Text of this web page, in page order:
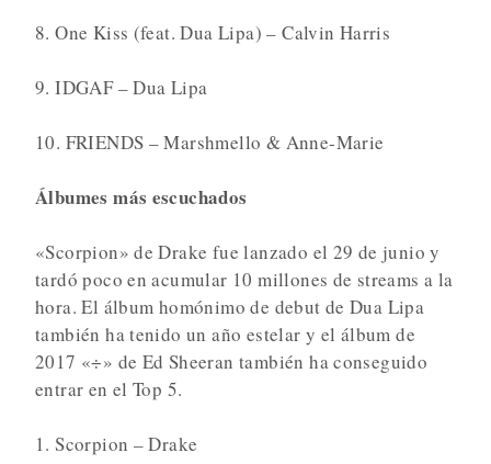
8. One Kiss (feat. Dua Lipa) – Calvin Harris
9. IDGAF – Dua Lipa
10. FRIENDS – Marshmello & Anne-Marie
Álbumes más escuchados
«Scorpion» de Drake fue lanzado el 29 de junio y
tardó poco en acumular 10 millones de streams a la
hora. El álbum homónimo de debut de Dua Lipa
también ha tenido un año estelar y el álbum de
2017 «÷» de Ed Sheeran también ha conseguido
entrar en el Top 5.
1. Scorpion – Drake